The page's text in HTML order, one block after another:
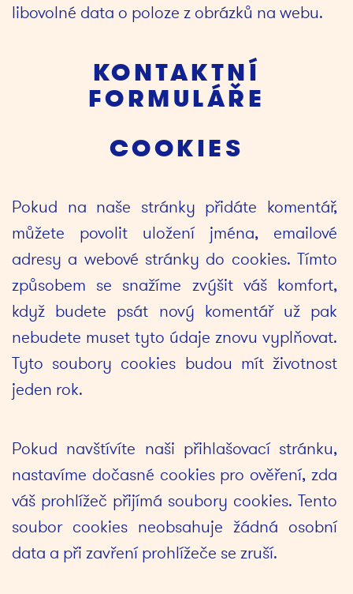
libovolné data o poloze z obrázků na webu.
KONTAKTNÍ
FORMULÁŘE
COOKIES
Pokud na naše stránky přidáte komentář,
můžete povolit uložení jména, emailové
adresy a webové stránky do cookies. Tímto
způsobem se snažíme zvýšit váš komfort,
když budete psát nový komentář už pak
nebudete muset tyto údaje znovu vyplňovat.
Tyto soubory cookies budou mít životnost
jeden rok.
Pokud navštívíte naši přihlašovací stránku,
nastavíme dočasné cookies pro ověření, zda
váš prohlížeč přijímá soubory cookies. Tento
soubor cookies neobsahuje žádná osobní
data a při zavření prohlížeče se zruší.